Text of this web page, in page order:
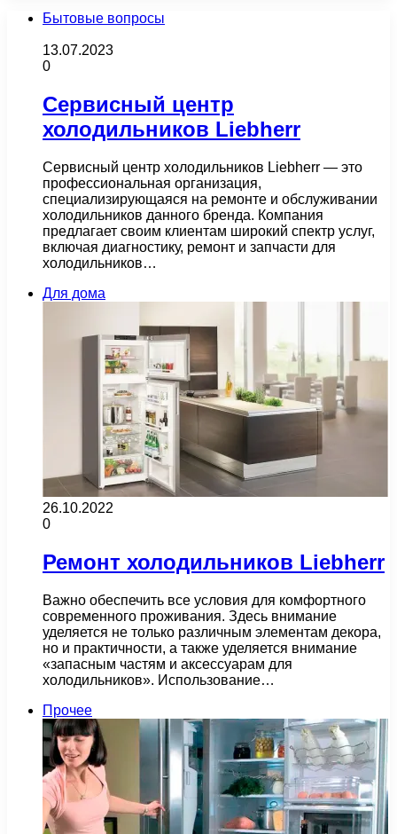
Бытовые вопросы
13.07.2023
0
Сервисный центр
холодильников Liebherr
Сервисный центр холодильников Liebherr — это
профессиональная организация,
специализирующаяся на ремонте и обслуживании
холодильников данного бренда. Компания
предлагает своим клиентам широкий спектр услуг,
включая диагностику, ремонт и запчасти для
холодильников…
Для дома
26.10.2022
0
Ремонт холодильников Liebherr
Важно обеспечить все условия для комфортного
современного проживания. Здесь внимание
уделяется не только различным элементам декора,
но и практичности, а также уделяется внимание
«запасным частям и аксессуарам для
холодильников». Использование…
Прочее